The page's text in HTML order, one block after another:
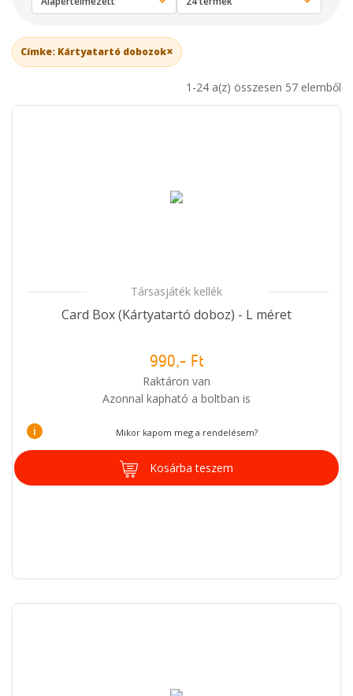
Címke: Kártyatartó dobozok×
1-24 a(z) összesen 57 elemből
Társasjáték kellék
Card Box (Kártyatartó doboz) - L méret
990,- Ft
Raktáron van
Azonnal kapható a boltban is
i Mikor kapom meg a rendelésem?
Kosárba teszem